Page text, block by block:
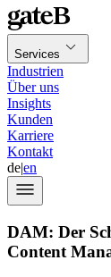
Services
Industrien
Über uns
Insights
Kunden
Karriere
Kontakt
de|en
DAM: Der
Content